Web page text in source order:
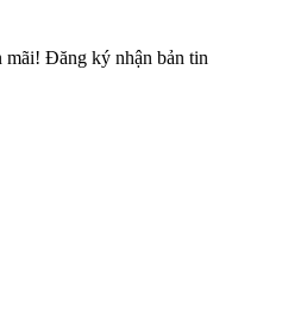
mãi! Đăng ký nhận bản tin
sản phẩm